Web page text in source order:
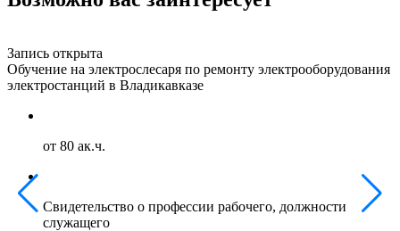
Запись открыта
Обучение на электрослесаря по ремонту электрооборудования
электростанций в Владикавказе
от 80 ак.ч.
Свидетельство о профессии рабочего, должности
служащего